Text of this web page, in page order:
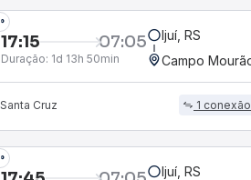
17:15 07:05
Duração: 1d 13h 50min
Ijuí, RS
Campo
Cruz 1 conexão
Ijuí, RS